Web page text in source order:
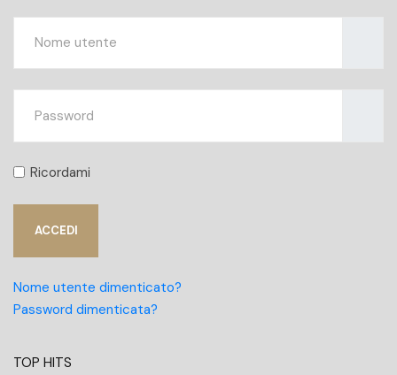
Ricordami
ACCEDI
Nome utente dimenticato?
Password dimenticata?
TOP HITS